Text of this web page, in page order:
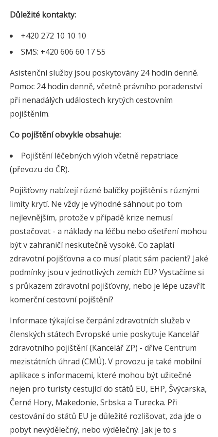
Důležité kontakty:
+420 272 10 10 10
SMS: +420 606 60 17 55
Asistenční služby jsou poskytovány 24 hodin denně.
Pomoc 24 hodin denně, včetně právního poradenství
při nenadálých událostech krytých cestovním
pojištěním.
Co pojištění obvykle obsahuje:
Pojištění léčebných výloh včetně repatriace
(převozu do ČR).
Pojišťovny nabízejí různé balíčky pojištění s různými
limity krytí. Ne vždy je výhodné sáhnout po tom
nejlevnějším, protože v případě krize nemusí
postačovat - a náklady na léčbu nebo ošetření mohou
být v zahraničí neskutečně vysoké. Co zaplatí
zdravotní pojišťovna a co musí platit sám pacient? Jaké
podmínky jsou v jednotlivých zemích EU? Vystačíme si
s průkazem zdravotní pojišťovny, nebo je lépe uzavřít
komerční cestovní pojištění?
Informace týkající se čerpání zdravotních služeb v
členských státech Evropské unie poskytuje Kancelář
zdravotního pojištění (Kancelář ZP) - dříve Centrum
mezistátních úhrad (CMÚ). V provozu je také mobilní
aplikace s informacemi, které mohou být užitečné
nejen pro turisty cestující do států EU, EHP, Švýcarska,
Černé Hory, Makedonie, Srbska a Turecka. Při
cestování do států EU je důležité rozlišovat, zda jde o
pobyt nevýdělečný, nebo výdělečný. Jak je to s